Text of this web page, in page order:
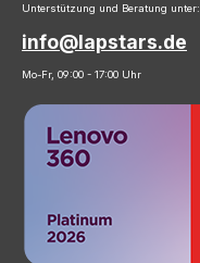
Unterstützung und Beratung unter:
info@lapstars.de
Mo-Fr, 09:00 - 17:00 Uhr